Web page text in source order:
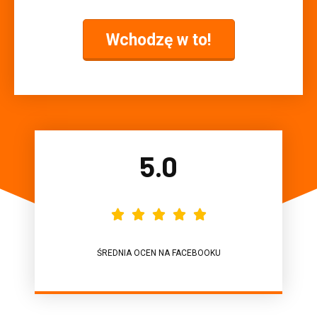
Wchodzę w to!
5.0
    
ŚREDNIA OCEN NA FACEBOOKU